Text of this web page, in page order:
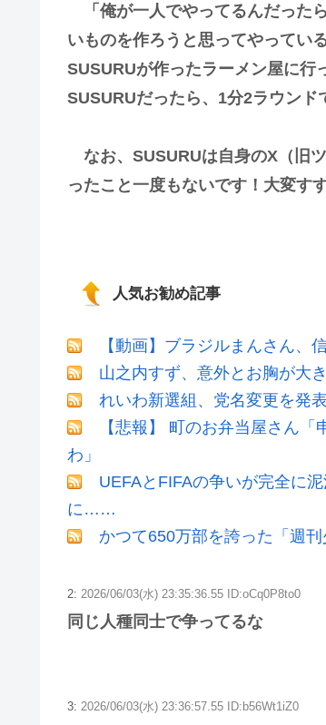
「俺が一人でやってるんだった
いものを作ろうと思ってやってい
SUSURUが作ったラーメン屋に行
SUSURUだったら、1分2ラウンド
なお、SUSURUは自身のX（旧
ったこと一度もないです！大変す
人気お勧め記事
【動画】ブラジルまんさん、
山之内すず、意外とお胸が大
れいわ新選組、党名変更を発
【悲報】 町のお弁当屋さん
わ」
UEFAとFIFAの争いが完全に
に……
かつて650万部を誇った「週
2: 2026/06/03(水) 23:35:36.55 ID:oCq0P8to0
同じ人種同士で争ってるな
3: 2026/06/03(水) 23:36:57.55 ID:b56Wt1iZ0